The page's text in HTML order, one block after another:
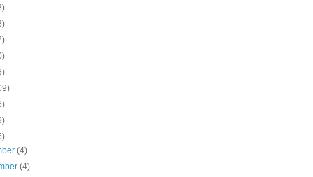
(4)
(4)